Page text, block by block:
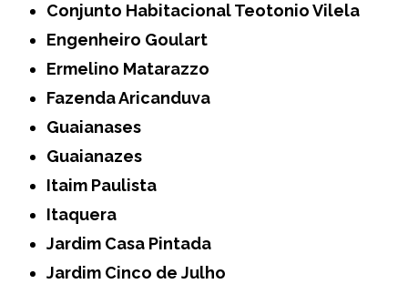
Conjunto Habitacional Teotonio Vilela
Engenheiro Goulart
Ermelino Matarazzo
Fazenda Aricanduva
Guaianases
Guaianazes
Itaim Paulista
Itaquera
Jardim Casa Pintada
Jardim Cinco de Julho